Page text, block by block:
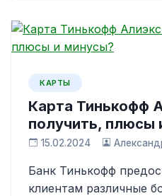
КАРТЫ
Карта Тинькофф
получить, плюсы
15.02.2024
Банк Тинькофф
клиентам различные